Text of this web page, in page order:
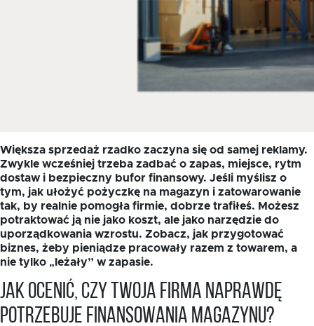
Większa sprzedaż rzadko zaczyna się od samej reklamy.
Zwykle wcześniej trzeba zadbać o zapas, miejsce, rytm
dostaw i bezpieczny bufor finansowy. Jeśli myślisz o
tym, jak ułożyć pożyczkę na magazyn i zatowarowanie
tak, by realnie pomogła firmie, dobrze trafiłeś. Możesz
potraktować ją nie jako koszt, ale jako narzędzie do
uporządkowania wzrostu. Zobacz, jak przygotować
biznes, żeby pieniądze pracowały razem z towarem, a
nie tylko „leżały” w zapasie.
Jak ocenić, czy Twoja firma naprawdę
potrzebuje finansowania magazynu?